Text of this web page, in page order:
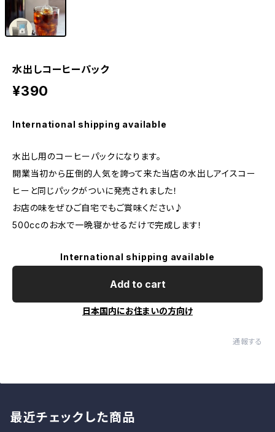
水出しコーヒーパック
¥390
International shipping available
水出し用のコーヒーパックになります。
開業当初から圧倒的人気を誇って来た当店の水出しアイスコー
ヒーと同じパックがついに発売されました！
お店の味をぜひご自宅でもご賞味ください♪
500ccのお水で一晩寝かせるだけで完成します！
International shipping available
Add to cart
日本国内にお住まいの方向け
通報する
最近チェックした商品